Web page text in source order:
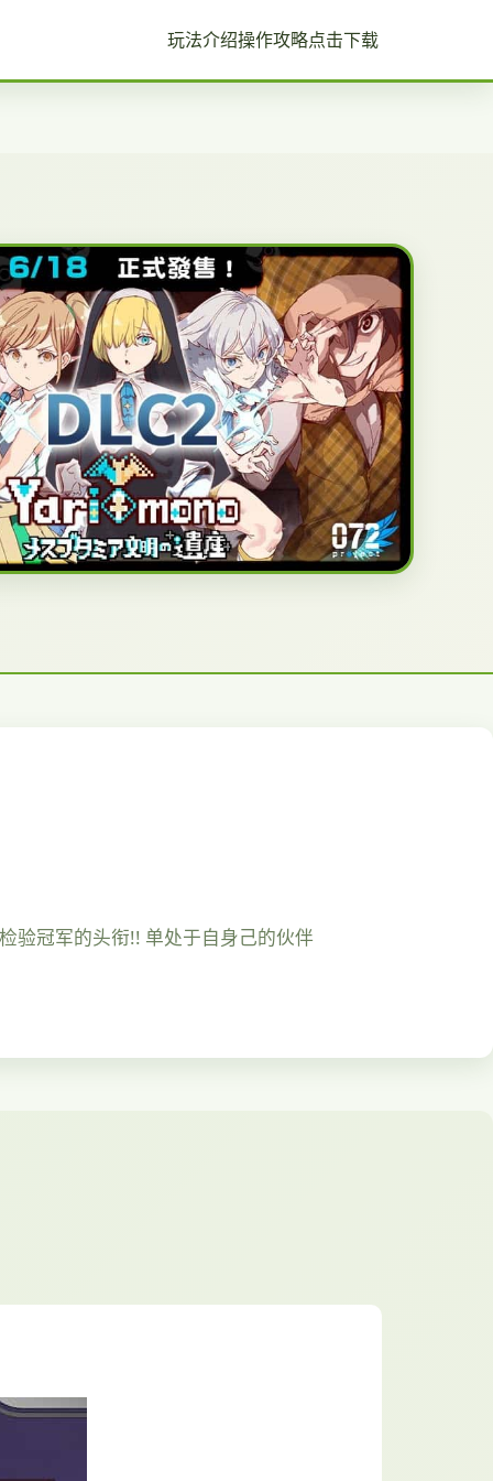
玩法介绍操作攻略点击下载
验冠军的头衔!! 单处于自身己的伙伴